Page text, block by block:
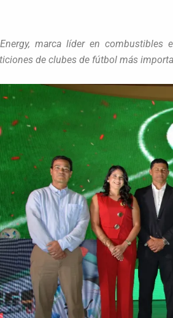
marca líder en
de clubes de fútbol más